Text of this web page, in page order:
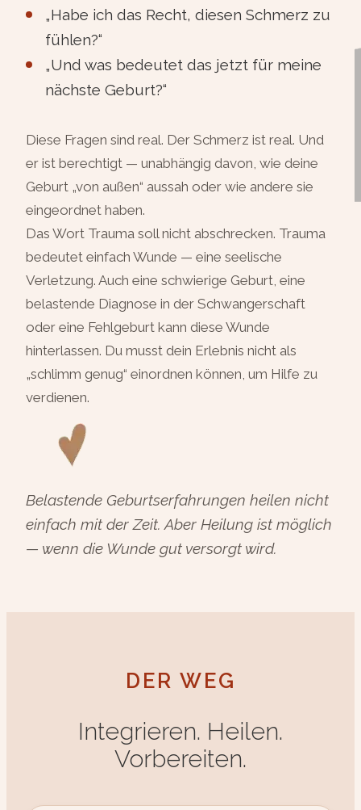
„Habe ich das Recht, diesen Schmerz zu
fühlen?“
„Und was bedeutet das jetzt für meine
nächste Geburt?“
Diese Fragen sind real. Der Schmerz ist real. Und
er ist berechtigt — unabhängig davon, wie deine
Geburt „von außen“ aussah oder wie andere sie
eingeordnet haben.
Das Wort Trauma soll nicht abschrecken. Trauma
bedeutet einfach Wunde — eine seelische
Verletzung. Auch eine schwierige Geburt, eine
belastende Diagnose in der Schwangerschaft
oder eine Fehlgeburt kann diese Wunde
hinterlassen. Du musst dein Erlebnis nicht als
„schlimm genug“ einordnen können, um Hilfe zu
verdienen.
Belastende Geburtserfahrungen heilen nicht
einfach mit der Zeit. Aber Heilung ist möglich
— wenn die Wunde gut versorgt wird.
DER WEG
Integrieren. Heilen.
Vorbereiten.